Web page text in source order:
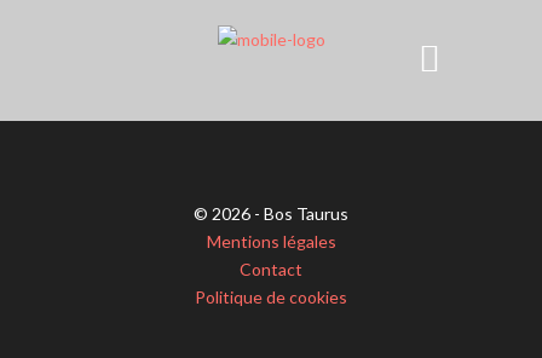
© 2026 - Bos Taurus
Mentions légales
Contact
Politique de cookies